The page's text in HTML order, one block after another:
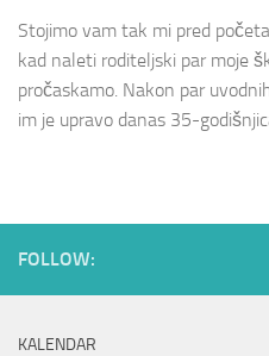
Stojimo vam tak mi pred
kad naleti roditeljski par moje
pročaskamo. Nakon par
im je upravo danas 35-
FOLLOW:
KALENDAR